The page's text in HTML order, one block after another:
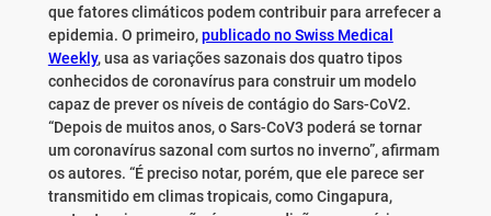
que fatores climáticos podem contribuir para arrefecer a
epidemia. O primeiro,publicado no Swiss Medical
Weekly, usa as variações sazonais dos quatro tipos
conhecidos de coronavírus para construir um modelo
capaz de prever os níveis de contágio do Sars-CoV2.
“Depois de muitos anos, o Sars-CoV3 poderá se tornar
um coronavírus sazonal com surtos no inverno”, afirmam
os autores. “É preciso notar, porém, que ele parece ser
transmitido em climas tropicais, como Cingapura,